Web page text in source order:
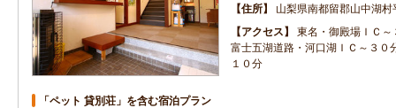
住所
山梨県南都留郡山中湖
アクセス
東名・御殿場ＩＣ
富士五湖道路・河口湖ＩＣ～３０
１０分
「ペット 貸別荘」を含む宿泊プラン